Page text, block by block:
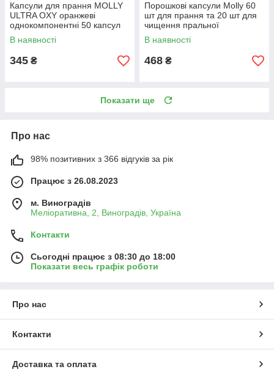
Капсули для прання MOLLY
ULTRA OXY оранжеві
однокомпонентні 50 капсул
відро
В наявності
345 ₴
Порошкові капсули Molly 60
шт для прання та 20 шт для
чищення пральної
машини+мило
4260652585584
В наявності
468 ₴
Показати ще
Про нас
98% позитивних з 366 відгуків за рік
Працює з 26.08.2023
м. Виноградів
Меліоративна, 2, Виноградів, Україна
Контакти
Сьогодні працює з 08:30 до 18:00
Показати весь графік роботи
Про нас
Контакти
Доставка та оплата